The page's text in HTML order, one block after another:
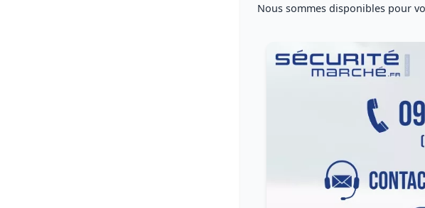
Nous sommes disponibles pour